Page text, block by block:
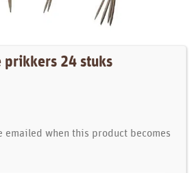
prikkers 24 stuks
emailed when this product becomes